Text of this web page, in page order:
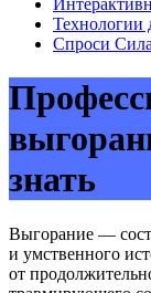
Технологии
Спроси
знать
Выгорание —
и умственного
от